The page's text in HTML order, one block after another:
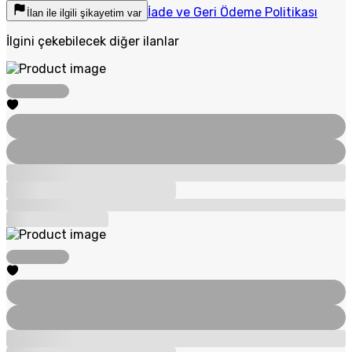
İlan ile ilgili şikayetim var İade ve Geri Ödeme Politikası
İlgini çekebilecek diğer ilanlar